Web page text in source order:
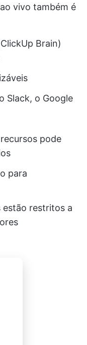
vivo também é
Brain)
Slack, o Google
pode
para
estão restritos a